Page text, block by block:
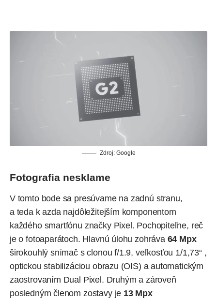
Zdroj: Google
Fotografia nesklame
V tomto bode sa presúvame na zadnú stranu,
a teda k azda najdôležitejším komponentom
každého smartfónu značky Pixel. Pochopiteľne, reč
je o fotoaparátoch. Hlavnú úlohu zohráva 64 Mpx
širokouhlý snímač s clonou f/1.9, veľkosťou 1/1,73“ ,
optickou stabilizáciou obrazu (OIS) a automatickým
zaostrovaním Dual Pixel. Druhým a zároveň
posledným členom zostavy je 13 Mpx